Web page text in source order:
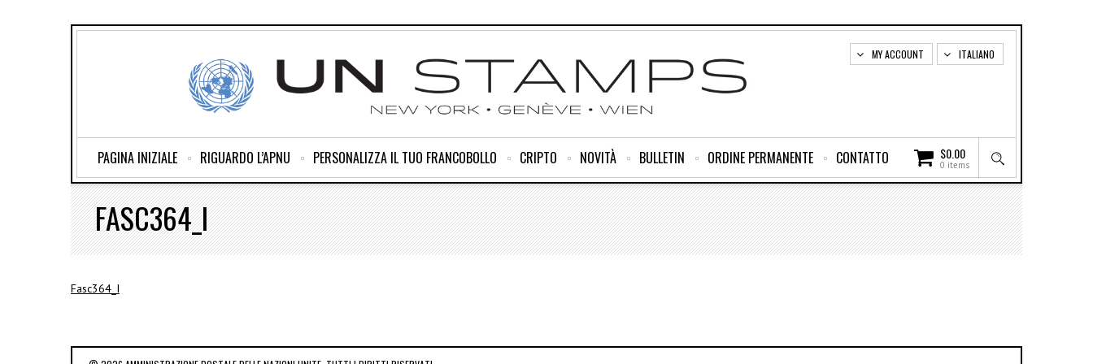
ITALIANO
MY ACCOUNT
$0.00
0 items
PAGINA INIZIALE RIGUARDO L’APNU PERSONALIZZA IL TUO FRANCOBOLLO CRIPTO NOVITÀ BULLETIN ORDINE PERMANENTE CONTATTO
FASC364_I
Fasc364_I